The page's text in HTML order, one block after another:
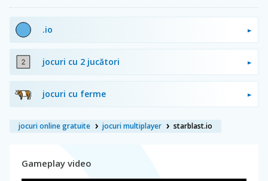
.io
jocuri cu 2 jucători
jocuri cu ferme
jocuri online gratuite jocuri multiplayer starblast.io
Gameplay video